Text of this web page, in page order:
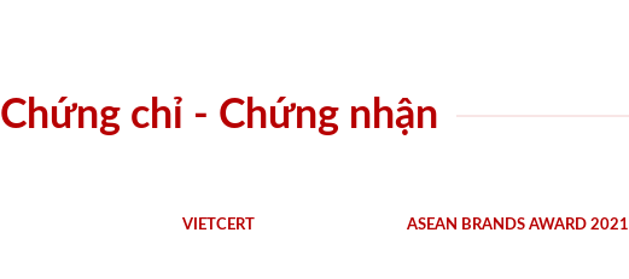
Chứng chỉ - Chứng nhận
VIETCERT ASEAN BRANDS AWARD 2021